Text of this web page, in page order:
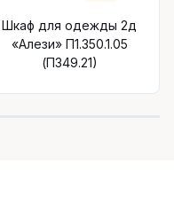
Шкаф для одежды 2д
«Алези» П1.350.1.05
(П349.21)